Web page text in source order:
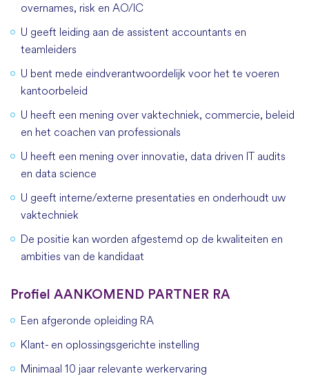
overnames, risk en AO/IC
U geeft leiding aan de assistent accountants en
teamleiders
U bent mede eindverantwoordelijk voor het te voeren
kantoorbeleid
U heeft een mening over vaktechniek, commercie, beleid
en het coachen van professionals
U heeft een mening over innovatie, data driven IT audits
en data science
U geeft interne/externe presentaties en onderhoudt uw
vaktechniek
De positie kan worden afgestemd op de kwaliteiten en
ambities van de kandidaat
Profiel AANKOMEND PARTNER RA
Een afgeronde opleiding RA
Klant- en oplossingsgerichte instelling
Minimaal 10 jaar relevante werkervaring